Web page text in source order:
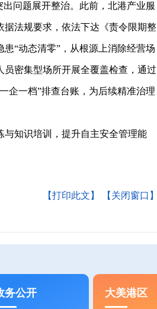
问题展开整治。此前，北港产业服
法规要求，依法下达《责令限期整
“动态清零”，从根源上消除经营场
密集型场所开展全覆盖检查，通过
企一档”排查台账，为后续精准治理
知识培训，提升自主安全管理能
【打印此文】 【关闭窗口】
务公开 大美港区